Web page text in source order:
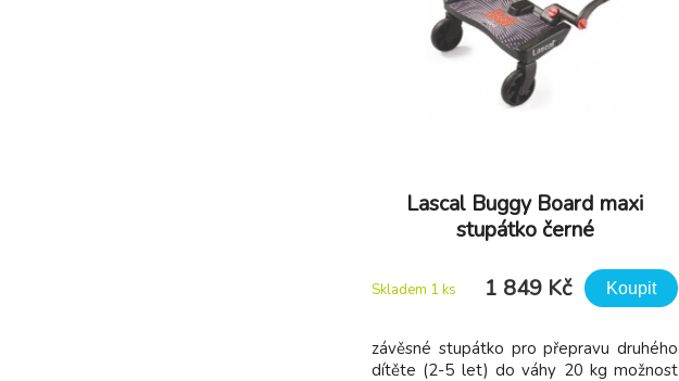
Lascal Buggy Board maxi
stupátko černé
Skladem 1 ks 1 849 Kč Koupit
závěsné stupátko pro přepravu druhého
dítěte (2-5 let) do váhy 20 kg možnost